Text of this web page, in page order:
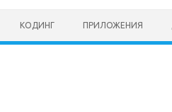
КОДИНГ ПРИЛОЖЕНИЯ